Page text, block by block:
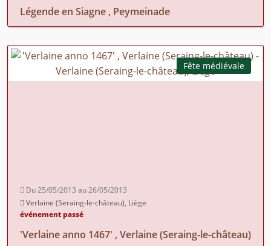
Légende en Siagne , Peymeinade
Fête médiévale
Du 25/05/2013 au 26/05/2013
Verlaine (Seraing-le-château), Liège
événement passé
'Verlaine anno 1467' , Verlaine (Seraing-le-château)